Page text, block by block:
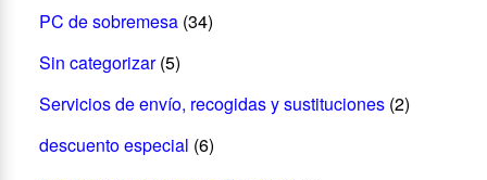
PC de sobremesa (34)
Sin categorizar (5)
Servicios de envío, recogidas y sustituciones (2)
descuento especial (6)